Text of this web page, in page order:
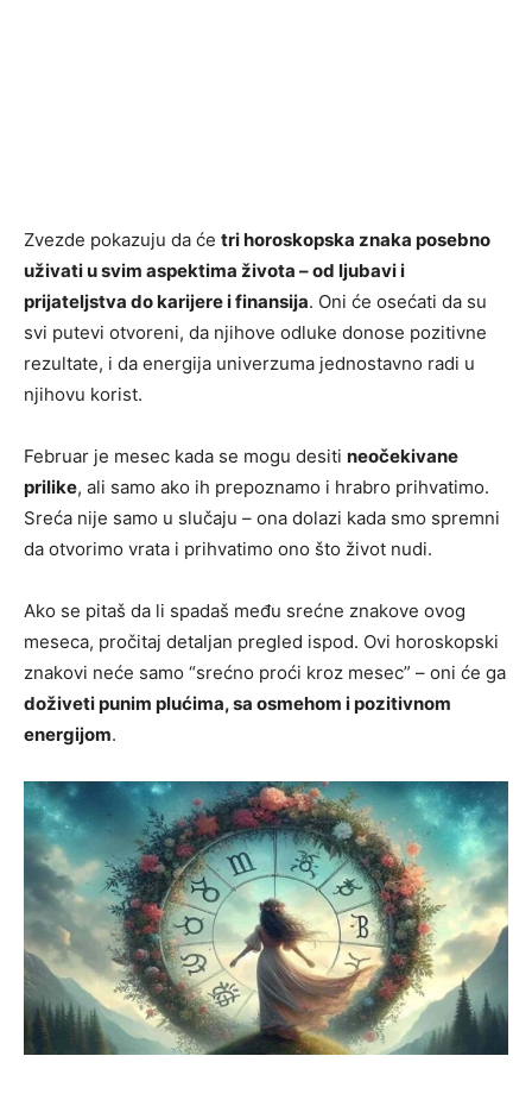
Zvezde pokazuju da će tri horoskopska znaka posebno
uživati u svim aspektima života – od ljubavi i
prijateljstva do karijere i finansija. Oni će osećati da su
svi putevi otvoreni, da njihove odluke donose pozitivne
rezultate, i da energija univerzuma jednostavno radi u
njihovu korist.
Februar je mesec kada se mogu desiti neočekivane
prilike, ali samo ako ih prepoznamo i hrabro prihvatimo.
Sreća nije samo u slučaju – ona dolazi kada smo spremni
da otvorimo vrata i prihvatimo ono što život nudi.
Ako se pitaš da li spadaš među srećne znakove ovog
meseca, pročitaj detaljan pregled ispod. Ovi horoskopski
znakovi neće samo “srećno proći kroz mesec” – oni će ga
doživeti punim plućima, sa osmehom i pozitivnom
energijom.